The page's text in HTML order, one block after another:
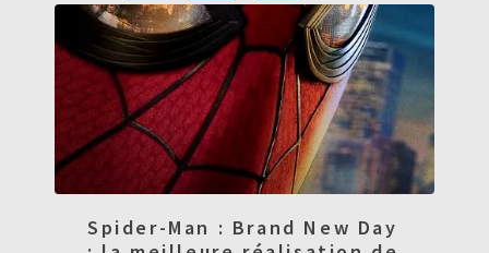
Spider-Man : Brand New Day